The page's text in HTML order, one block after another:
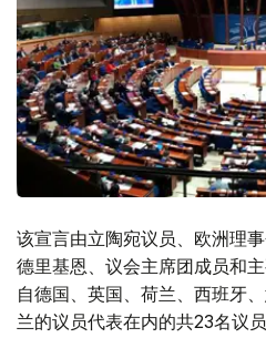
该宣言由立陶宛议员、欧洲理
德里基恩、议会主席团成员和
自德国、英国、荷兰、西班牙
兰的议员代表在内的共23名议员